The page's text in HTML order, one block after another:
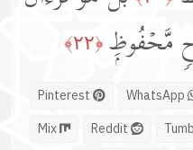
مَّحۡفُوظِۭ ﴿٢٢﴾
Mix